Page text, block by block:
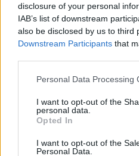
disclosure of your personal
IAB’s list of downstream
also be disclosed by us to third
Downstream Participants that
Personal Data Processing
I want to opt-out of the
personal data.
Opted In
I want to opt-out of the
Personal Data.
Dermesztő, mit
döbbenetes szám jött
életük
Az európai kontinensen élő
dohányzás aránya globális
PÉNZCENTRUM| 2026. február 24. 18:31
Majdnem 200 kiló
pénzügyőrök: